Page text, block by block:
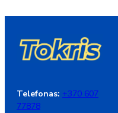
Telefonas: +370 607
77878